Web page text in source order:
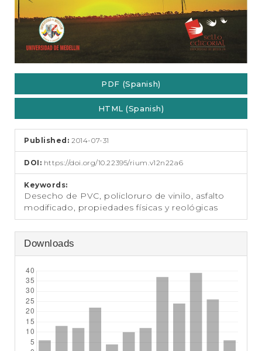
PDF (Spanish)
HTML (Spanish)
Published:2014-07-31
DOI: https://doi.org/10.22395/rium.v12n22a6
Keywords:
Desecho de PVC, policloruro de vinilo, asfalto
modificado, propiedades físicas y reológicas
Downloads